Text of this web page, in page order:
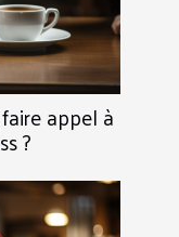
appel à
?